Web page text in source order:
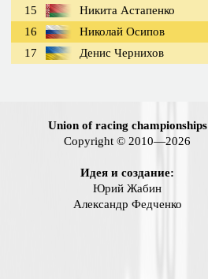
15
Никита Астапенко
16
Николай Осипов
17
Денис Чернихов
Union of racing championships
Copyright © 2010—2026
Идея и создание:
Юрий Жабин
Александр Федченко